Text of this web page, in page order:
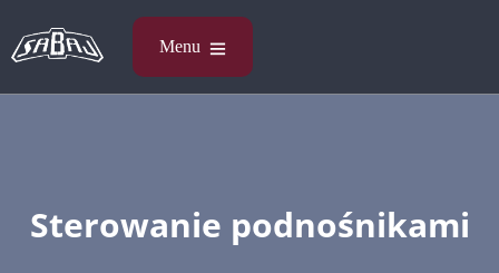
Sterowanie podnośnikami